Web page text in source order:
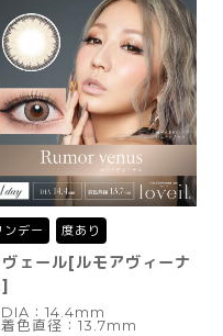
ンデー 度あり
ヴェール[ルモアヴィーナ
]
DIA：14.4mm
着色直径：13.7mm